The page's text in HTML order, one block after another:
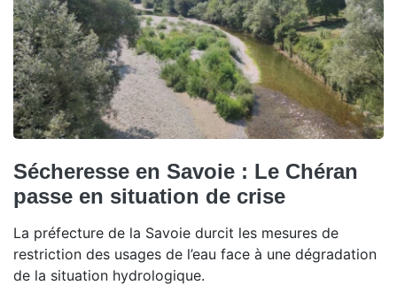
Sécheresse en Savoie : Le Chéran
passe en situation de crise
La préfecture de la Savoie durcit les mesures de
restriction des usages de l’eau face à une dégradation
de la situation hydrologique.